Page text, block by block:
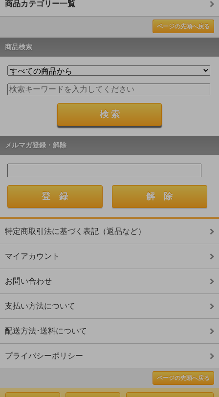
商品カテゴリー一覧
ページの先頭へ戻る
商品検索
メルマガ登録・解除
特定商取引法に基づく表記（返品など）
マイアカウント
お問い合わせ
支払い方法について
配送方法･送料について
プライバシーポリシー
ページの先頭へ戻る